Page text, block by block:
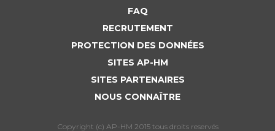
FAQ
RECRUTEMENT
PROTECTION DES DONNÉES
SITES AP-HM
SITES PARTENAIRES
NOUS CONNAÎTRE
Copyright (c) AP-HM 2015 tous droits reservés